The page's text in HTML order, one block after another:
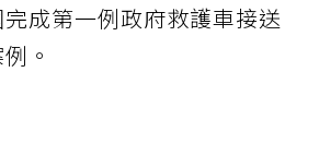
成第一例政府救護車接送
。